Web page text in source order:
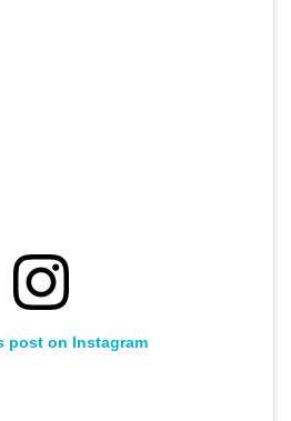
post on Instagram